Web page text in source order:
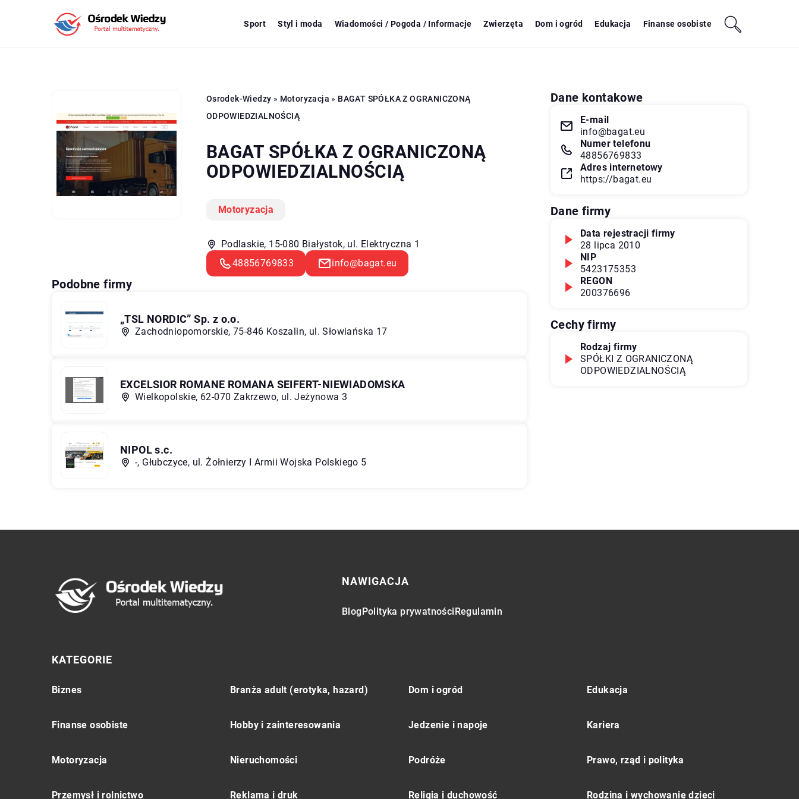
Sport Styl i moda Wiadomości / Pogoda / Informacje Zwierzęta Dom i ogród Edukacja Finanse osobiste
Osrodek-Wiedzy » Motoryzacja » BAGAT SPÓŁKA Z OGRANICZONĄ
ODPOWIEDZIALNOŚCIĄ
BAGAT SPÓŁKA Z OGRANICZONĄ
ODPOWIEDZIALNOŚCIĄ
Motoryzacja
Podlaskie, 15-080 Białystok, ul. Elektryczna 1
48856769833
info@bagat.eu
Podobne firmy
„TSL NORDIC” Sp. z o.o.
Zachodniopomorskie, 75-846 Koszalin, ul. Słowiańska 17
EXCELSIOR ROMANE ROMANA SEIFERT-NIEWIADOMSKA
Wielkopolskie, 62-070 Zakrzewo, ul. Jeżynowa 3
NIPOL s.c.
-, Głubczyce, ul. Żołnierzy I Armii Wojska Polskiego 5
Dane kontakowe
E-mail
info@bagat.eu
Numer telefonu
48856769833
Adres internetowy
https://bagat.eu
Dane firmy
Data rejestracji firmy
28 lipca 2010
NIP
5423175353
REGON
200376696
Cechy firmy
Rodzaj firmy
SPÓŁKI Z OGRANICZONĄ
ODPOWIEDZIALNOŚCIĄ
NAWIGACJA
BlogPolityka prywatnościRegulamin
KATEGORIE
Biznes Branża adult (erotyka, hazard) Dom i ogród Edukacja
Finanse osobiste Hobby i zainteresowania Jedzenie i napoje Kariera
Motoryzacja Nieruchomości Podróże Prawo, rząd i polityka
Przemysł i rolnictwo Reklama i druk Religia i duchowość Rodzina i wychowanie dzieci